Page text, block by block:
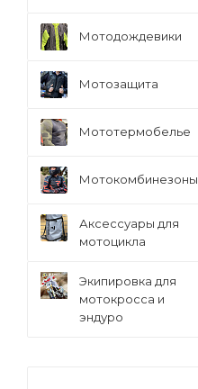
Мотодождевики
Мотозащита
Мототермобелье
Мотокомбинезоны
Аксессуары для
мотоцикла
Экипировка для
мотокросса и
эндуро